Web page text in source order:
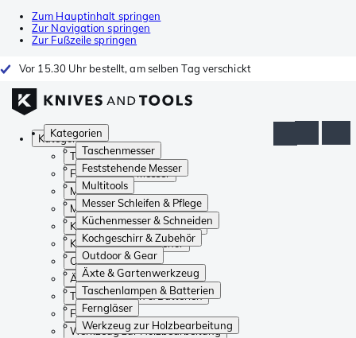
Zum Hauptinhalt springen
Zur Navigation springen
Zur Fußzeile springen
Vor 15.30 Uhr bestellt, am selben Tag verschickt
Kategorien
Taschenmesser
Feststehende Messer
Multitools
Messer Schleifen & Pflege
Küchenmesser & Schneiden
Kochgeschirr & Zubehör
Outdoor & Gear
Äxte & Gartenwerkzeug
Taschenlampen & Batterien
Ferngläser
Werkzeug zur Holzbearbeitung
Kategorien
Taschenmesser
Feststehende Messer
Multitools
Messer Schleifen & Pflege
Küchenmesser & Schneiden
Kochgeschirr & Zubehör
Outdoor & Gear
Äxte & Gartenwerkzeug
Taschenlampen & Batterien
Ferngläser
Werkzeug zur Holzbearbeitung